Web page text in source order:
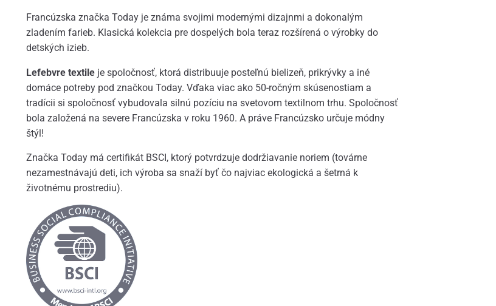
Francúzska značka Today je známa svojimi modernými dizajnmi a dokonalým
zladením farieb. Klasická kolekcia pre dospelých bola teraz rozšírená o výrobky do
detských izieb.
Lefebvre textileje spoločnosť, ktorá distribuuje posteľnú bielizeň, prikrývky a iné
domáce potreby pod značkou Today. Vďaka viac ako 50-ročným skúsenostiam a
tradícii si spoločnosť vybudovala silnú pozíciu na svetovom textilnom trhu. Spoločnosť
bola založená na severe Francúzska v roku 1960. A práve Francúzsko určuje módny
štýl!
Značka Today má certifikát BSCI, ktorý potvrdzuje dodržiavanie noriem (továrne
nezamestnávajú deti, ich výroba sa snaží byť čo najviac ekologická a šetrná k
životnému prostrediu).